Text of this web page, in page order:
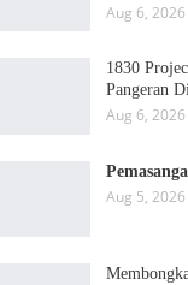
Aug 6,
1830
Pangeran
Aug 6,
Aug 5,